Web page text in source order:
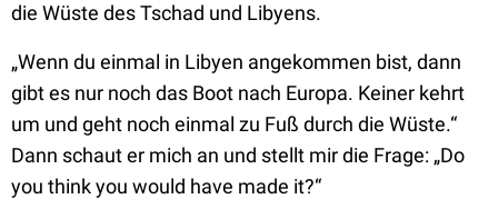
die Wüste des Tschad und Libyens.
„Wenn du einmal in Libyen angekommen bist, dann
gibt es nur noch das Boot nach Europa. Keiner kehrt
um und geht noch einmal zu Fuß durch die Wüste.“
Dann schaut er mich an und stellt mir die Frage: „Do
you think you would have made it?“